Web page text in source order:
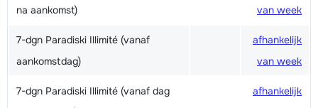
na aankomst)
van week
7-dgn Paradiski Illimité (vanaf
aankomstdag)
afhankelijk
van week
7-dgn Paradiski Illimité (vanaf dag
afhankelijk